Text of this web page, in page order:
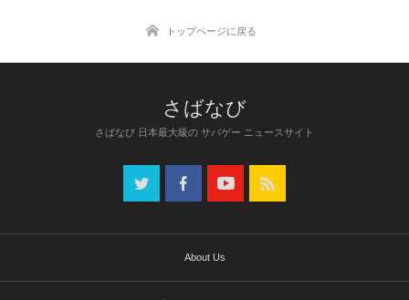
トップページに戻る
さばなび 日本最大級の サバゲー ニュースサイト
About Us